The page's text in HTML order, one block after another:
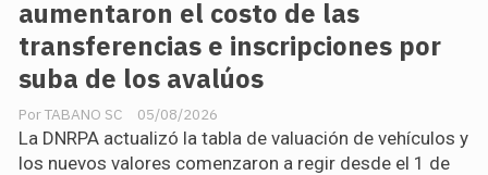
aumentaron el costo de las
transferencias e inscripciones por
suba de los avalúos
TABANO SC 05/08/2026
La DNRPA actualizó la tabla de valuación de vehículos y
los nuevos valores comenzaron a regir desde el 1 de